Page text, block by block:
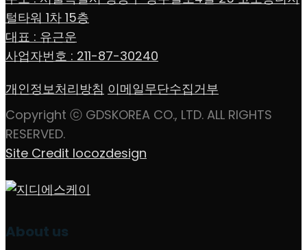
털타워 1차 15층
대표 : 유근운
사업자번호 : 211-87-30240
개인정보처리방침 이메일무단수집거부
Copyright ⓒ GDSKOREA CO., LTD. ALL RIGHTS
RESERVED.
Site Credit locozdesign
About us